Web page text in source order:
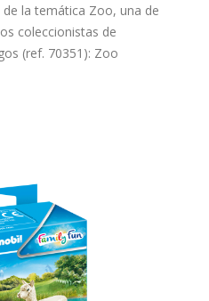
la temática Zoo, una de
coleccionistas de
(ref. 70351): Zoo